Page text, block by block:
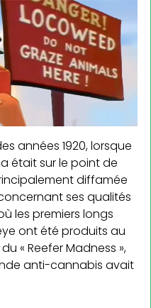
années 1920, lorsque
était sur le point de
diffamée
ses qualités
les premiers longs
ont été produits au
« Reefer Madness »,
anti-cannabis avait